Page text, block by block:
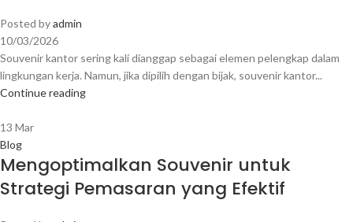
Posted byadmin
10/03/2026
Souvenir kantor sering kali dianggap sebagai elemen pelengkap dalam
lingkungan kerja. Namun, jika dipilih dengan bijak, souvenir kantor...
Continue reading
13 Mar
Blog
Mengoptimalkan Souvenir untuk
Strategi Pemasaran yang Efektif